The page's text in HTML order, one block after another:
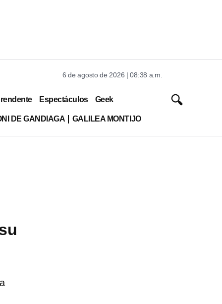
6 de agosto de 2026 | 08:38 a.m.
Espectáculos Geek
DE GANDIAGA GALILEA MONTIJO